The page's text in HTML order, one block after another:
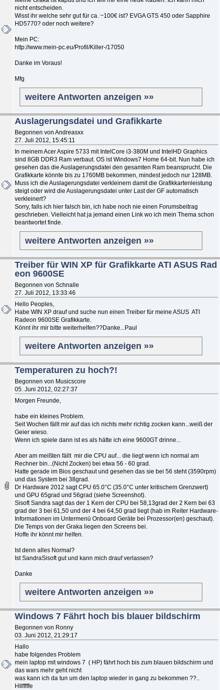
nicht entscheiden.
Wisst ihr welche sehr gut für ca. ~100€ ist? EVGA GTS 450 oder Sapphire
HD5770? oder noch weitere?
Mein PC:
http://www.mein-pc.eu/Profil/Killer-/17050
Danke im Voraus!
Mfg
weitere Antworten anzeigen »»
Auslagerungsdatei und Grafikkarte
Begonnen von Andreasxx
27. Juli 2012, 15:45:11
In meinem Acer Aspire 5733 mit IntelCore i3-380M und IntelHD Graphics
sind 8GB DDR3 Ram verbaut. OS ist Windows7 Home 64-bit. Nun habe ich
gesehen das die Auslagerungsdatei den gesamten Ram beansprucht. Die
Grafikkarte könnte bis zu 1760MB bekommen, mindest jedoch nur 128MB.
Muss ich die Auslagerungsdatei verkleinern damit die Grafikkartenleistung
steigt oder wird die Auslagerungsdatei unter Last der GF automatisch
verkleinert?
Sorry, falls ich hier falsch bin, ich habe noch nie einen Forumsbeitrag
geschrieben. Vielleicht hat ja jemand einen Link wo ich mein Thema schon
beantwortet finde.
weitere Antworten anzeigen »»
Treiber für WIN XP für Grafikkarte ATI ASUS Rad
eon 9600SE
Begonnen von Schnalle
27. Juli 2012, 13:33:46
Hello Peoples,
Habe WIN XP drauf und suche nun einen Treiber für meine ASUS ATI
Radeon 9600SE Grafikkarte.
Könnt ihr mir bitte weiterhelfen??Danke...Paul
weitere Antworten anzeigen »»
Temperaturen zu hoch?!
Begonnen von Musicscore
05. Juni 2012, 02:27:37
Morgen Freunde,
habe ein kleines Problem.
Seit Wochen fällt mir auf das ich nichts mehr richtig zocken kann...weiß der
Geier wieso.
Wenn ich spiele dann ist es als hätte ich eine 9600GT drinne...
Aber am meißten fällt mir die CPU auf... die liegt wenn ich normal am
Rechner bin...(Nicht Zocken) bei etwa 56 - 60 grad.
Hatte gerade im Bios geschaut und gesehen das sie bei 56 steht (3590rpm)
und das System bei 38grad.
Dr Hardware 2012 sagt CPU 65.0°C (35.0°C unter kritischem Grenzwert)
und GPU 65grad und 56grad (siehe Screenshot).
Sisoft Sandra sagt das der 1 Kern der CPU bei 58,13grad der 2 Kern bei 63
grad der 3 bei 61,50 und der 4 bei 64,50 grad liegt (hab im Reiter Hardware-
Informationen im Untermenü Onboard Geräte bei Prozessor(en) geschaut).
Die Temps von der Graka liegen den Screens bei.
Hoffe ihr könnt mir helfen.
Ist denn alles Normal?
Ist SandraSisoft gut und kann mich drauf verlassen?
Danke
weitere Antworten anzeigen »»
Windows 7 Fährt hoch bis blauer bildschirm
Begonnen von Ronny
03. Juni 2012, 21:29:17
Hallo
habe folgendes Problem
mein laptop mit windows 7 ( HP) fährt hoch bis zum blauen bildschirm und
das wars mehr geht nicht
was kann ich da tun um den laptop wieder in gang zu bekommen ??..
HIlfffffe